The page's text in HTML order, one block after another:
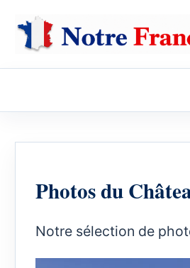
Photos du
Notre sélection de